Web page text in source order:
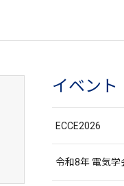
イベント
ECCE2026
令和8年 電気学